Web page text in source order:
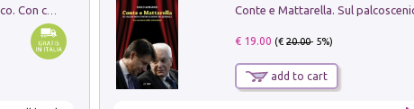
I monumenti funerari del Lazio antico. Con cartella con tavole
€ 19.00 (€20.00- 5%)
add to cart